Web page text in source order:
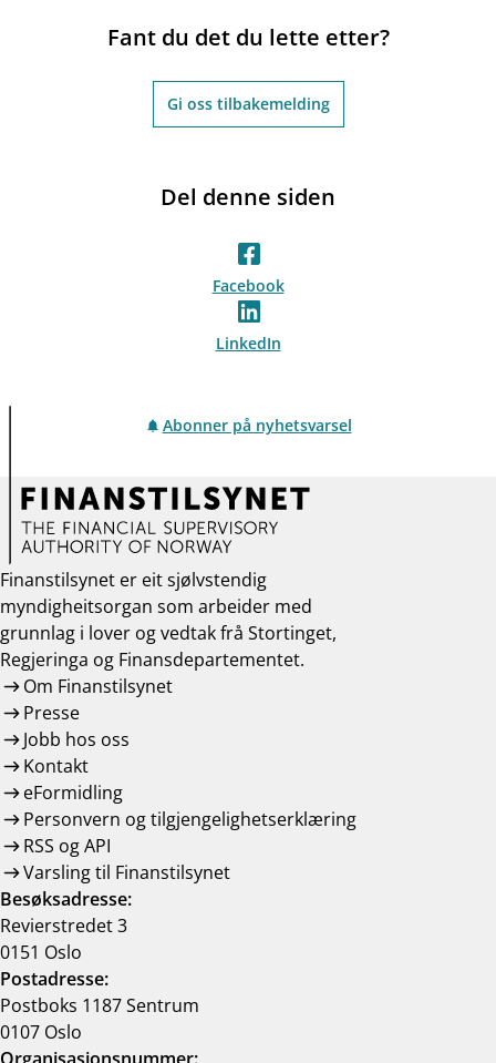
Fant du det du lette etter?
Gi oss tilbakemelding
Del denne siden
Facebook
LinkedIn
Abonner på nyhetsvarsel
Finanstilsynet er eit sjølvstendig
myndigheitsorgan som arbeider med
grunnlag i lover og vedtak frå Stortinget,
Regjeringa og Finansdepartementet.
Om Finanstilsynet
Presse
Jobb hos oss
Kontakt
eFormidling
Personvern og tilgjengelighetserklæring
RSS og API
Varsling til Finanstilsynet
Besøksadresse:
Revierstredet 3
0151 Oslo
Postadresse:
Postboks 1187 Sentrum
0107 Oslo